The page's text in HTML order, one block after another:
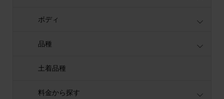
ボディ
品種
土着品種
料金から探す